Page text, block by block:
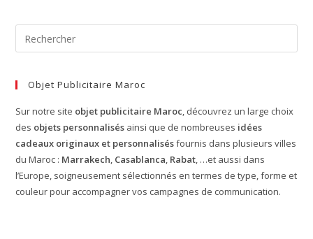
Objet Publicitaire Maroc
Sur notre site objet publicitaire Maroc, découvrez un large choix
des objets personnalisés ainsi que de nombreuses idées
cadeaux originaux et personnalisésfournis dans plusieurs villes
du Maroc : Marrakech, Casablanca, Rabat, …et aussi dans
l’Europe, soigneusement sélectionnés en termes de type, forme et
couleur pour accompagner vos campagnes de communication.